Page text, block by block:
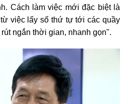
Cách làm việc mới đặc biệt là
việc lấy số thứ tự tới các quầy
ngắn thời gian, nhanh gọn".